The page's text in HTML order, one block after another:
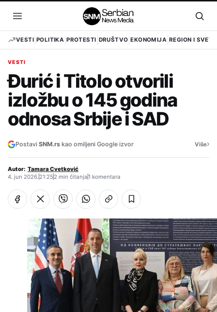
sadržaj
Otvori
meni
VESTI POLITIKA PROTESTI DRUŠTVO EKONOMIJA REGION I SVET
VESTI
Đurić i Titolo otvorili
izložbu o 145 godina
odnosa Srbije i SAD
Postavi SNM.rs kao omiljeni Google izvor Više›
Autor: Tamara Cvetković
4. jun 2026.21:252 min čitanja1 komentara